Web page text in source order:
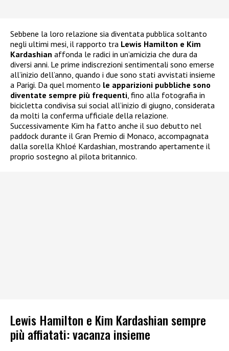
Sebbene la loro relazione sia diventata pubblica soltanto
negli ultimi mesi, il rapporto tra Lewis Hamilton e Kim
Kardashian affonda le radici in un’amicizia che dura da
diversi anni. Le prime indiscrezioni sentimentali sono emerse
all’inizio dell’anno, quando i due sono stati avvistati insieme
a Parigi. Da quel momento le apparizioni pubbliche sono
diventate sempre più frequenti , fino alla fotografia in
bicicletta condivisa sui social all’inizio di giugno, considerata
da molti la conferma ufficiale della relazione.
Successivamente Kim ha fatto anche il suo debutto nel
paddock durante il Gran Premio di Monaco, accompagnata
dalla sorella Khloé Kardashian, mostrando apertamente il
proprio sostegno al pilota britannico.
Lewis Hamilton e Kim Kardashian sempre
più affiatati: vacanza insieme